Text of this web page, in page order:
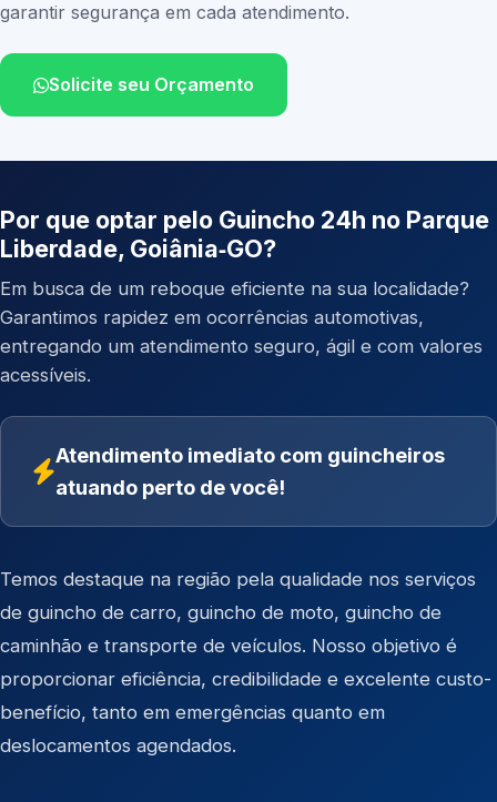
garantir segurança em cada atendimento.
Solicite seu Orçamento
Por que optar pelo Guincho 24h no Parque
Liberdade, Goiânia‑GO?
Em busca de um reboque eficiente na sua localidade?
Garantimos rapidez em ocorrências automotivas,
entregando um atendimento seguro, ágil e com valores
acessíveis.
Atendimento imediato com guincheiros
atuando perto de você!
Temos destaque na região pela qualidade nos serviços
de guincho de carro, guincho de moto, guincho de
caminhão e transporte de veículos. Nosso objetivo é
proporcionar eficiência, credibilidade e excelente custo-
benefício, tanto em emergências quanto em
deslocamentos agendados.